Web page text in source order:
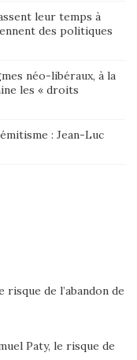
leur temps à
des politiques
néo-libéraux, à la
les « droits
: Jean-Luc
risque de l’abandon de
Paty, le risque de